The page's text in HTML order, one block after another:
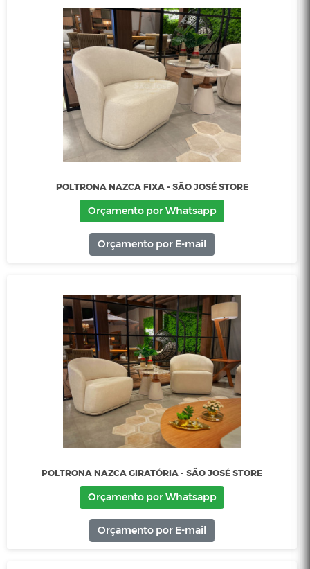
POLTRONA MH 4208 - SÃO JOSÉ STORE
Orçamento por Whatsapp
Orçamento por E-mail
POLTRONA NAZCA FIXA - SÃO JOSÉ STORE
Orçamento por Whatsapp
Orçamento por E-mail